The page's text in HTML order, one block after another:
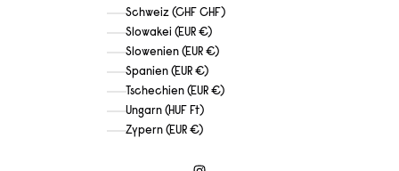
Schweiz (CHF CHF)
Slowakei (EUR €)
Slowenien (EUR €)
Spanien (EUR €)
Tschechien (EUR €)
Ungarn (HUF Ft)
Zypern (EUR €)